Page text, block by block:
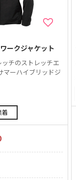
ークジャケット
チのストレッチエ
マーハイブリッドジ
着